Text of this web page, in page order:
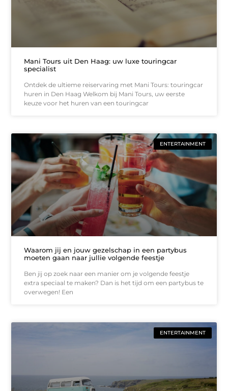
Mani Tours uit Den Haag: uw luxe touringcar
specialist
Ontdek de ultieme reiservaring met Mani Tours: touringcar
huren in Den Haag Welkom bij Mani Tours, uw eerste
keuze voor het huren van een touringcar
ENTERTAINMENT
Waarom jij en jouw gezelschap in een partybus
moeten gaan naar jullie volgende feestje
Ben jij op zoek naar een manier om je volgende feestje
extra speciaal te maken? Dan is het tijd om een partybus te
overwegen! Een
ENTERTAINMENT